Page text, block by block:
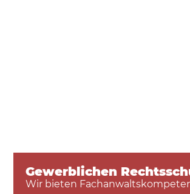
Gewerblichen
Wir bieten